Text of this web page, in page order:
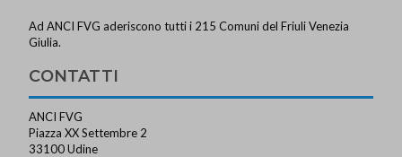
Ad ANCI FVG aderiscono tutti i 215 Comuni del Friuli Venezia
Giulia.
CONTATTI
ANCI FVG
Piazza XX Settembre 2
33100 Udine